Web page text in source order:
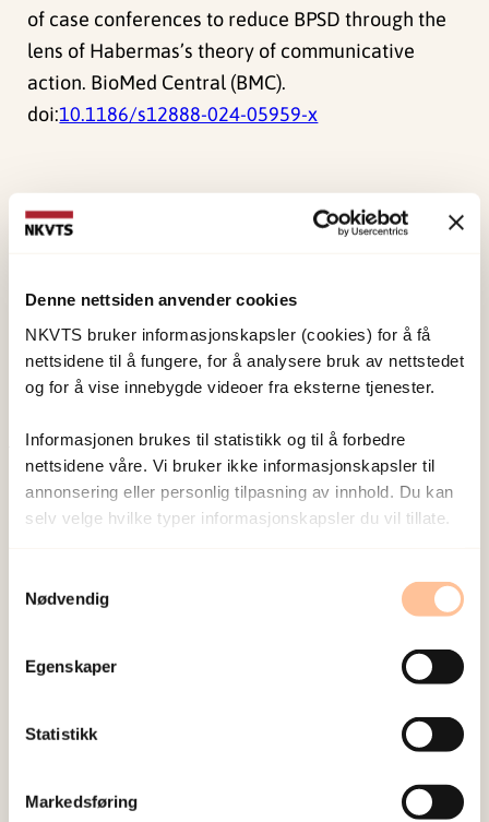
Denne nettsiden anvender cookies
NKVTS bruker informasjonskapsler (cookies) for å få
nettsidene til å fungere, for å analysere bruk av nettstedet
og for å vise innebygde videoer fra eksterne tjenester.
Informasjonen brukes til statistikk og til å forbedre
nettsidene våre. Vi bruker ikke informasjonskapsler til
annonsering eller personlig tilpasning av innhold. Du kan
selv velge hvilke typer informasjonskapsler du vil tillate.
Nødvendig
Egenskaper
Statistikk
Markedsføring
of case conferences to reduce BPSD through the
lens of Habermas’s theory of communicative
action. BioMed Central (BMC).
doi:10.1186/s12888-024-05959-x
Forskerne
Forsker II
Vis profil
Publisert:19. mars 2026
Sist redigert:6. august 2026
NKVTS utvikler og sprer kunnskap og kompetanse
til å forebygge og redusere de helsemessige og
stress kan medføre.